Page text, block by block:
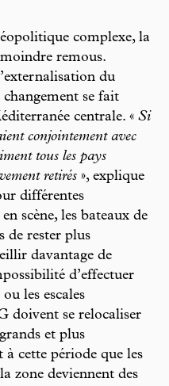
complexe, la
remous.
du
se fait
centrale. « Si
conjointement avec
tous les pays
retirés », explique
différentes
scène, les bateaux de
de rester plus
davantage de
d’effectuer
les escales
doivent se relocaliser
et plus
à cette période que les
zone deviennent des